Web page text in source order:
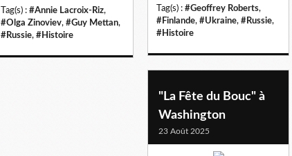
Tag(s) : #Annie Lacroix-Riz,
#Olga Zinoviev, #Guy Mettan,
#Russie, #Histoire
Tag(s) : #Geoffrey Roberts,
#Finlande, #Ukraine, #Russie,
#Histoire
"La Fête du Bouc" à
Washington
23 Août 2025